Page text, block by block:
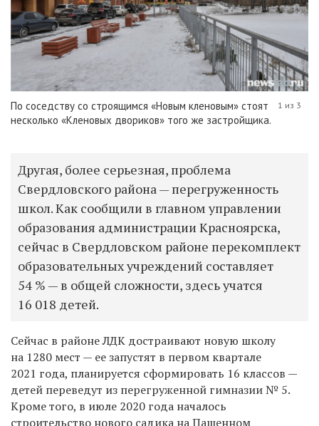
По соседству со строящимся «Новым кленовым» стоят
несколько «Кленовых двориков» того же застройщика.
1 из 3
Другая, более серьезная, проблема
Свердловского района — перегруженность
школ. Как сообщили в главном управлении
образования администрации Красноярска,
сейчас в Свердловском районе перекомплект
образовательных учреждений составляет
54 % — в общей сложности, здесь учатся
16 018 детей.
Сейчас в районе ЛДК достраивают новую школу
на 1280 мест — ее запустят в первом квартале
2021 года, планируется сформировать 16 классов —
детей переведут из перегруженной гимназии № 5.
Кроме того, в июле 2020 года началось
строительство нового садика на Пашенном